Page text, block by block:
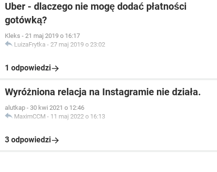
Uber - dlaczego nie mogę dodać płatności
gotówką?
Kleks - 21 maj 2019 o 16:17
LuizaFrytka - 27 maj 2019 o 23:02
1 odpowiedzi
Wyróżniona relacja na Instagramie nie działa.
alutkap - 30 kwi 2021 o 12:46
MaximCCM - 11 maj 2022 o 16:13
3 odpowiedzi